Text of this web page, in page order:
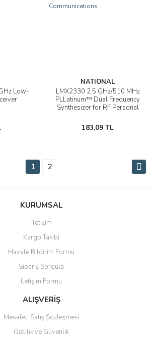
Low-
NATIONAL
LMX2330 2.5 GHz/510 MHz
PLLatinum™ Dual Frequency
Synthesizer for RF Personal
183,09 TL
1 2
KURUMSAL
İletişim
Kargo Takibi
Havale Bildirim Formu
Sipariş Sorgula
İletişim Formu
ALIŞVERİŞ
Mesafeli Satış Sözleşmesi
Gizlilik ve Güvenlik